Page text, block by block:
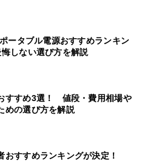
ータブル電源おすすめランキン
しない選び方を解説
すすめ3選！ 値段・費用相場や
めの選び方を解説
おすすめランキングが決定！